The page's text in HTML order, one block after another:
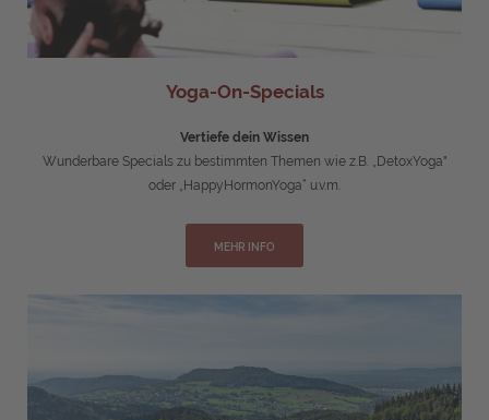
Yoga-On-Specials
Vertiefe dein Wissen
Wunderbare Specials zu bestimmten Themen wie z.B. „DetoxYoga"
oder „HappyHormonYoga“ u.v.m.
MEHR INFO